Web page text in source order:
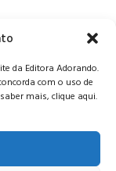
da Editora Adorando.
com o uso de
mais, clique aqui.
04, Vila da
- MG